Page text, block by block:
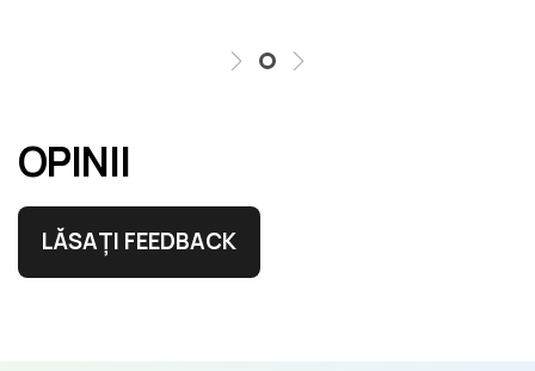
OPINII
LĂSAȚI FEEDBACK